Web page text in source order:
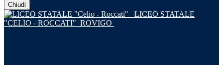
Chiudi
LICEO STATALE
"CELIO - ROCCATI" ROVIGO